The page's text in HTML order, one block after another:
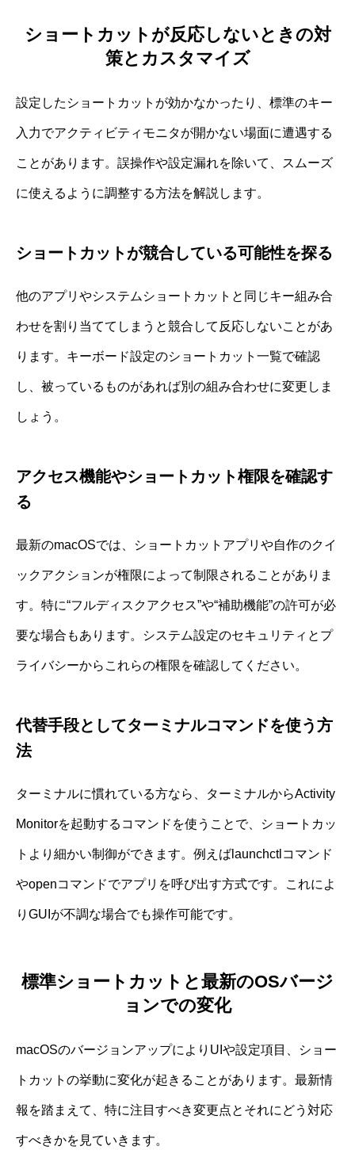
ショートカットが反応しないときの対
策とカスタマイズ
設定したショートカットが効かなかったり、標準のキー
入力でアクティビティモニタが開かない場面に遭遇する
ことがあります。誤操作や設定漏れを除いて、スムーズ
に使えるように調整する方法を解説します。
ショートカットが競合している可能性を探る
他のアプリやシステムショートカットと同じキー組み合
わせを割り当ててしまうと競合して反応しないことがあ
ります。キーボード設定のショートカット一覧で確認
し、被っているものがあれば別の組み合わせに変更しま
しょう。
アクセス機能やショートカット権限を確認す
る
最新のmacOSでは、ショートカットアプリや自作のクイ
ックアクションが権限によって制限されることがありま
す。特に“フルディスクアクセス”や“補助機能”の許可が必
要な場合もあります。システム設定のセキュリティとプ
ライバシーからこれらの権限を確認してください。
代替手段としてターミナルコマンドを使う方
法
ターミナルに慣れている方なら、ターミナルからActivity
Monitorを起動するコマンドを使うことで、ショートカッ
トより細かい制御ができます。例えばlaunchctlコマンド
やopenコマンドでアプリを呼び出す方式です。これによ
りGUIが不調な場合でも操作可能です。
標準ショートカットと最新のOSバージ
ョンでの変化
macOSのバージョンアップによりUIや設定項目、ショー
トカットの挙動に変化が起きることがあります。最新情
報を踏まえて、特に注目すべき変更点とそれにどう対応
すべきかを見ていきます。